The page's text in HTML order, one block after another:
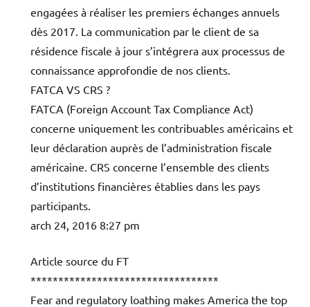
engagées à réaliser les premiers échanges annuels
dès 2017. La communication par le client de sa
résidence fiscale à jour s’intégrera aux processus de
connaissance approfondie de nos clients.
FATCA VS CRS ?
FATCA (Foreign Account Tax Compliance Act)
concerne uniquement les contribuables américains et
leur déclaration auprès de l’administration fiscale
américaine. CRS concerne l’ensemble des clients
d’institutions financières établies dans les pays
participants.
arch 24, 2016 8:27 pm
Article source du FT
**********************************
Fear and regulatory loathing makes America the top